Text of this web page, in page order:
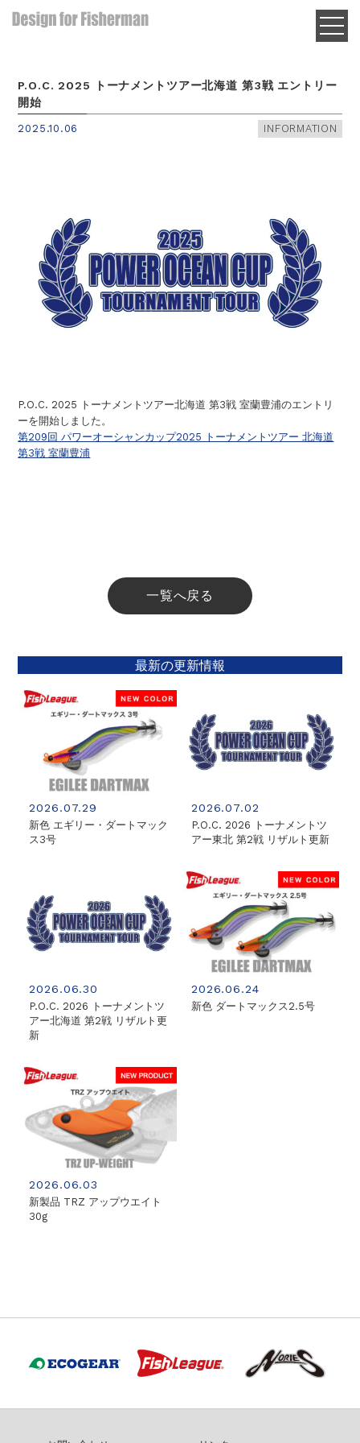
P.O.C. 2025 トーナメントツアー北海道 第3戦 エントリー
開始
2025.10.06 INFORMATION
P.O.C. 2025 トーナメントツアー北海道 第3戦室蘭豊浦のエントリ
ーを開始しました。
第209回 パワーオーシャンカップ2025 トーナメントツアー 北海道
第3戦室蘭豊浦
一覧へ戻る
最新の更新情報
2026.07.29
新色 エギリー・ダートマック
ス3号
2026.07.02
P.O.C. 2026 トーナメントツ
アー東北 第2戦 リザルト更新
2026.06.30
P.O.C. 2026 トーナメントツ
アー北海道 第2戦 リザルト更
新
2026.06.24
新色 ダートマックス2.5号
2026.06.03
新製品 TRZ アップウエイト
30g